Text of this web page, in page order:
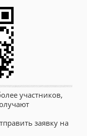
участников,
заявку на